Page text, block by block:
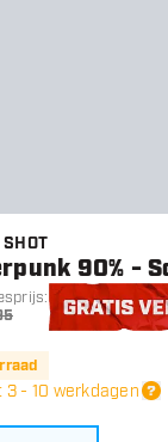
SHOT
90% -
3 - 10 werkdagen